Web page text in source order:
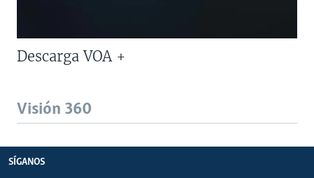
Descarga VOA +
Visión 360
SÍGANOS